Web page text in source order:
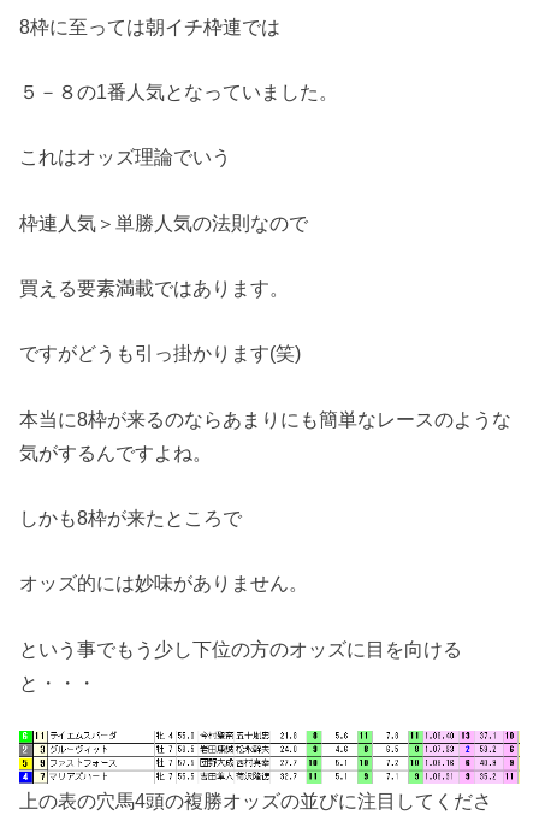
8枠に至っては朝イチ枠連では
５－８の1番人気となっていました。
これはオッズ理論でいう
枠連人気＞単勝人気の法則なので
買える要素満載ではあります。
ですがどうも引っ掛かります(笑)
本当に8枠が来るのならあまりにも簡単なレースのような
気がするんですよね。
しかも8枠が来たところで
オッズ的には妙味がありません。
という事でもう少し下位の方のオッズに目を向ける
と・・・
上の表の穴馬4頭の複勝オッズの並びに注目してくださ